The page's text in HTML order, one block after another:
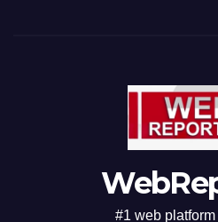
#1 web